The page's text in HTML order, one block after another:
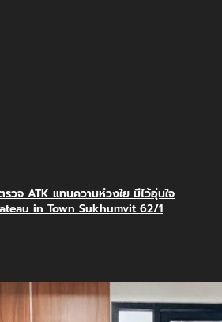
วจ ATK แทนความห่วงใย มีไว้อุ่นใจ
in Town Sukhumvit 62/1